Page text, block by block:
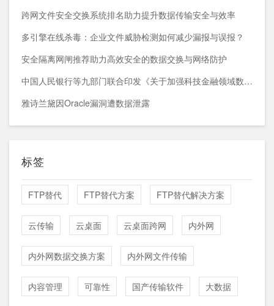
跨网文件安全交换系统排名助力提升数据传输安全与效率
多引擎在线杀毒：企业文件威胁检测如何减少漏报与误报？
安全隔离网闸推荐助力高效安全的数据交换与网络防护
中国人民银行等九部门联合印发《关于加强科技金融领域数据开发利用的通知》
雅诗兰黛因Oracle漏洞遭数据泄露
标签
FTP替代 FTP替代方案 FTP替代解决方案
云传输 云桌面 云桌面跨网 内外网
内外网数据交换方案 内外网文件传输
内容管理 可靠性 国产传输软件 大数据